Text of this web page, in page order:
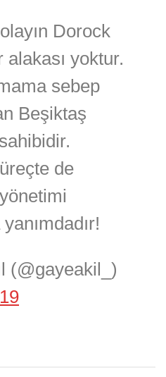
Dorock
yoktur.
sebep
Beşiktaş
de
(@gayeakil_)